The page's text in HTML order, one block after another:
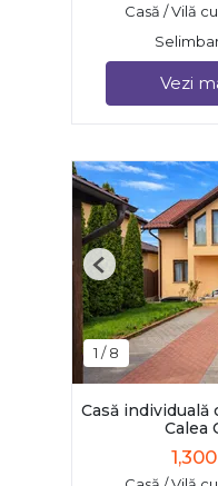
Casă / Vilă
Vezi
1 /8
Previous
Casă individuală
Calea